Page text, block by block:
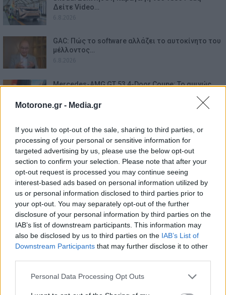
Motorone.gr - Media.gr
If you wish to opt-out of the sale, sharing to third parties, or
processing of your personal or sensitive information for
targeted advertising by us, please use the below opt-out
section to confirm your selection. Please note that after your
opt-out request is processed you may continue seeing
interest-based ads based on personal information utilized by
us or personal information disclosed to third parties prior to
your opt-out. You may separately opt-out of the further
disclosure of your personal information by third parties on the
IAB’s list of downstream participants. This information may
also be disclosed by us to third parties on the IAB’s List of
Downstream Participants that may further disclose it to other
Personal Data Processing Opt Outs
Δείτε Video…
GAC: Πώς το software αλλάζει το αυτοκίνητο του
μέλλοντος…
Mercedes-AMG GT 53 4-Door Coupe: Το αμιγώς
6.8.2026